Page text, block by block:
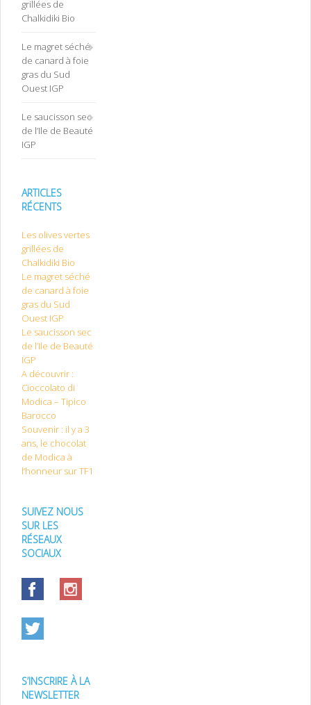
grillées de
Chalkidiki Bio
Le magret séché
de canard à foie
gras du Sud
Ouest IGP
Le saucisson sec
de l’Ile de Beauté
IGP
ARTICLES
RÉCENTS
Les olives vertes
grillées de
Chalkidiki Bio
Le magret séché
de canard à foie
gras du Sud
Ouest IGP
Le saucisson sec
de l’Ile de Beauté
IGP
A découvrir :
Cioccolato di
Modica – Tipico
Barocco
Souvenir : il y a 3
ans, le chocolat
de Modica à
l’honneur sur TF1
SUIVEZ NOUS
SUR LES
RÉSEAUX
SOCIAUX
S’INSCRIRE À LA
NEWSLETTER